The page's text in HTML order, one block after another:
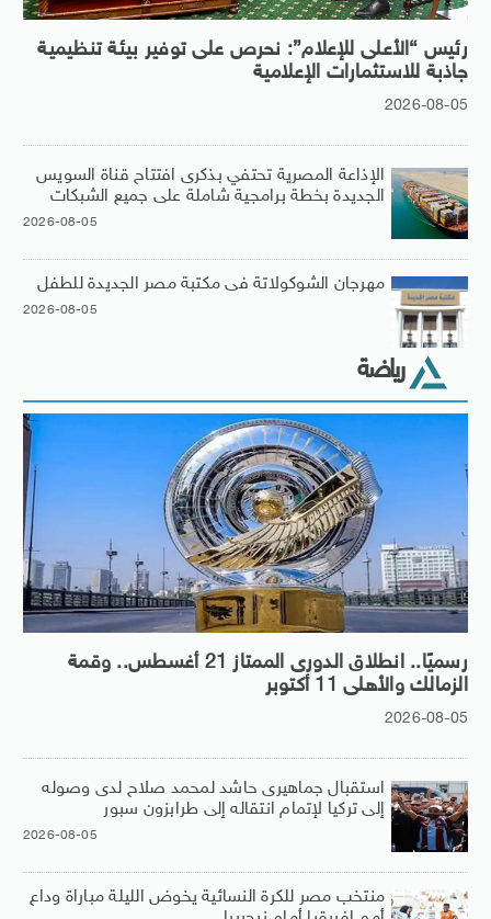
رئيس “الأعلى للإعلام”: نحرص على توفير بيئة تنظيمية
جاذبة للاستثمارات الإعلامية
2026-08-05
الإذاعة المصرية تحتفي بذكرى افتتاح قناة السويس
الجديدة بخطة برامجية شاملة على جميع الشبكات
2026-08-05
مهرجان الشوكولاتة فى مكتبة مصر الجديدة للطفل
2026-08-05
رياضة
رسميًا.. انطلاق الدورى الممتاز 21 أغسطس.. وقمة
الزمالك والأهلى 11 أكتوبر
2026-08-05
استقبال جماهيرى حاشد لمحمد صلاح لدى وصوله
إلى تركيا لإتمام انتقاله إلى طرابزون سبور
2026-08-05
منتخب مصر للكرة النسائية يخوض الليلة مباراة وداع